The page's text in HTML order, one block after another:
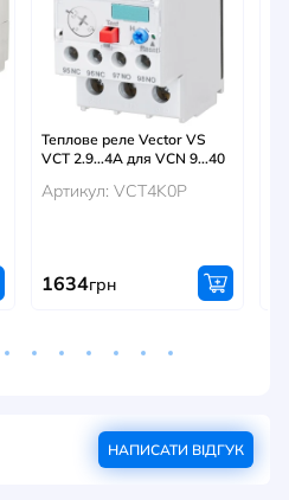
Теплове реле Vector VS
VCT 2.9...4A для VCN 9...40
Артикул: VCT4K0P
1634грн
НАПИСАТИ ВІДГУК